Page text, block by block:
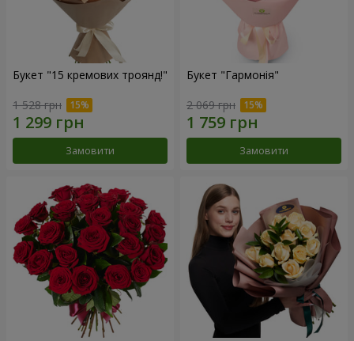
Букет "15 кремових троянд!"
1 528 грн
Замовити
Букет "Гармонія"
2 069 грн
Замовити